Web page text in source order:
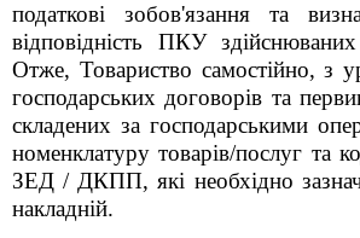
податкові зобов'язання та
відповідність ПКУ
Отже, Товариство самостійно, з
господарських договорів та
складених за господарськими
номенклатуру товарів/послуг та
ЗЕД / ДКПП, які необхідно
накладній.